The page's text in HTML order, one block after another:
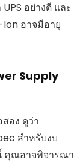
อย่างดี และ
อาจมีอายุ
Supply
อง ดูว่า
สำหรับงบ
คุณอาจพิจารณา